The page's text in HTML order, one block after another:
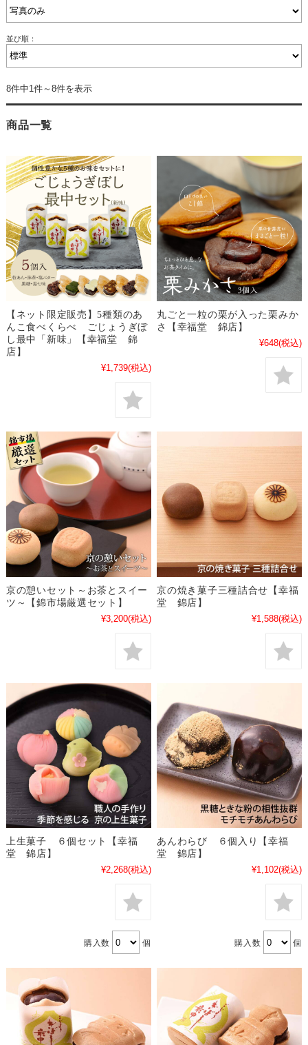
並び順：
8件中1件～8件を表示
商品一覧
【ネット限定販売】5種類のあ
んこ食べくらべ ごじょうぎぼ
し最中「新味」【幸福堂 錦
店】
¥1,739(税込)
丸ごと一粒の栗が入った栗みか
さ【幸福堂 錦店】
¥648(税込)
京の憩いセット～お茶とスイー
ツ～【錦市場厳選セット】
¥3,200(税込)
京の焼き菓子三種詰合せ【幸福
堂 錦店】
¥1,588(税込)
上生菓子 ６個セット【幸福
堂 錦店】
¥2,268(税込)
購入数 個
あんわらび ６個入り【幸福
堂 錦店】
¥1,102(税込)
購入数 個